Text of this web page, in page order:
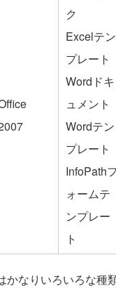
ク
Excelテン
プレート
Wordドキ
ュメント
Wordテン
プレート
InfoPathフ
ォームテ
ンプレー
ト
かなりいろいろな種